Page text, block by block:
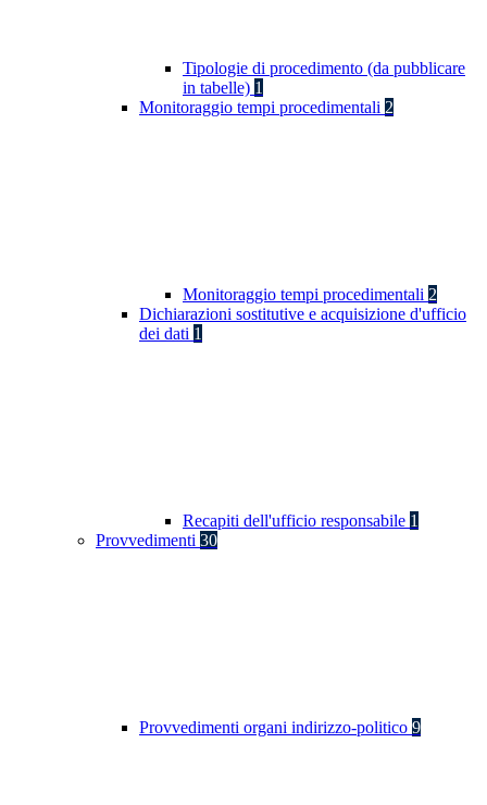
Tipologie di procedimento (da pubblicare
in tabelle) 1
Monitoraggio tempi procedimentali 2
Monitoraggio tempi procedimentali 2
Dichiarazioni sostitutive e acquisizione d'ufficio
dei dati 1
Recapiti dell'ufficio responsabile 1
Provvedimenti 30
Provvedimenti organi indirizzo-politico 9